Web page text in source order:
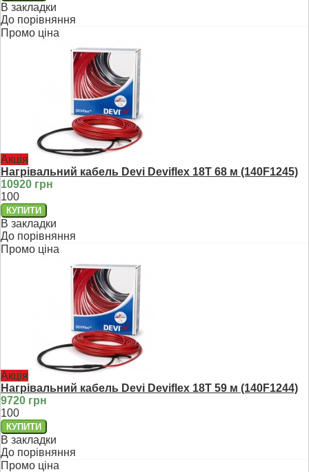
В закладки
До порівняння
Промо ціна
Акція
Нагрівальний кабель Devi Deviflex 18T 68 м (140F1245)
10920 грн
100
В закладки
До порівняння
Промо ціна
Акція
Нагрівальний кабель Devi Deviflex 18T 59 м (140F1244)
9720 грн
100
В закладки
До порівняння
Промо ціна